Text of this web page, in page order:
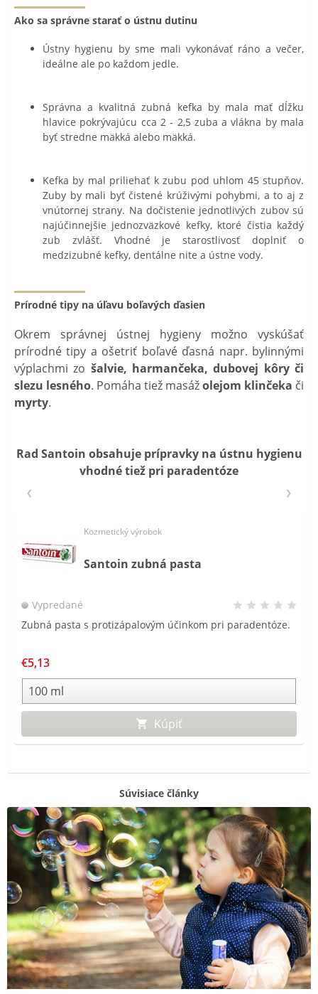
Ako sa správne starať o ústnu dutinu
Ústny hygienu by sme mali vykonávať ráno a večer,
ideálne ale po každom jedle.
Správna a kvalitná zubná kefka by mala mať dĺžku
hlavice pokrývajúcu cca 2 - 2,5 zuba a vlákna by mala
byť stredne mäkká alebo mäkká.
Kefka by mal priliehať k zubu pod uhlom 45 stupňov.
Zuby by mali byť čistené krúživými pohybmi, a to aj z
vnútornej strany. Na dočistenie jednotlivých zubov sú
najúčinnejšie jednozväzkové kefky, ktoré čistia každý
zub zvlášť. Vhodné je starostlivosť doplniť o
medzizubné kefky, dentálne nite a ústne vody.
Prírodné tipy na úľavu boľavých ďasien
Okrem správnej ústnej hygieny možno vyskúšať
prírodné tipy a ošetriť boľavé ďasná napr. bylinnými
výplachmi zo šalvie, harmančeka, dubovej kôry či
slezu lesného. Pomáha tiež masážolejom klinčeka či
myrty.
Rad Santoin obsahuje prípravky na ústnu hygienu
vhodné tiež pri paradentóze
Kozmetický výrobok
Santoin zubná pasta
Vypredané
Zubná pasta s protizápalovým účinkom pri paradentóze.
€5,13
Kúpiť
Súvisiace články